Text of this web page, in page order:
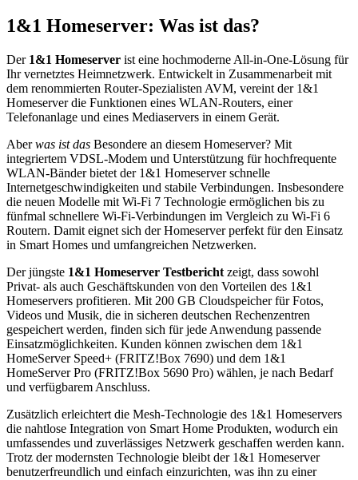
1&1 Homeserver: Was ist das?
Der 1&1 Homeserver ist eine hochmoderne All-in-One-Lösung für
Ihr vernetztes Heimnetzwerk. Entwickelt in Zusammenarbeit mit
dem renommierten Router-Spezialisten AVM, vereint der 1&1
Homeserver die Funktionen eines WLAN-Routers, einer
Telefonanlage und eines Mediaservers in einem Gerät.
Aberwas ist das Besondere an diesem Homeserver? Mit
integriertem VDSL-Modem und Unterstützung für hochfrequente
WLAN-Bänder bietet der 1&1 Homeserver schnelle
Internetgeschwindigkeiten und stabile Verbindungen. Insbesondere
die neuen Modelle mit Wi-Fi 7 Technologie ermöglichen bis zu
fünfmal schnellere Wi-Fi-Verbindungen im Vergleich zu Wi-Fi 6
Routern. Damit eignet sich der Homeserver perfekt für den Einsatz
in Smart Homes und umfangreichen Netzwerken.
Der jüngste 1&1 Homeserver Testbericht zeigt, dass sowohl
Privat- als auch Geschäftskunden von den Vorteilen des 1&1
Homeservers profitieren. Mit 200 GB Cloudspeicher für Fotos,
Videos und Musik, die in sicheren deutschen Rechenzentren
gespeichert werden, finden sich für jede Anwendung passende
Einsatzmöglichkeiten. Kunden können zwischen dem 1&1
HomeServer Speed+ (FRITZ!Box 7690) und dem 1&1
HomeServer Pro (FRITZ!Box 5690 Pro) wählen, je nach Bedarf
und verfügbarem Anschluss.
Zusätzlich erleichtert die Mesh-Technologie des 1&1 Homeservers
die nahtlose Integration von Smart Home Produkten, wodurch ein
umfassendes und zuverlässiges Netzwerk geschaffen werden kann.
Trotz der modernsten Technologie bleibt der 1&1 Homeserver
benutzerfreundlich und einfach einzurichten, was ihn zu einer